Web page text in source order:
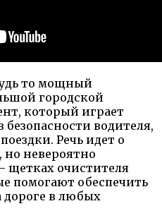
то мощный
городской
который играет
водителя,
Речь идет о
невероятно
щетках очистителя
помогают обеспечить
в любых